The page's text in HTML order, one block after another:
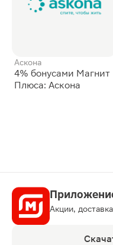
Аскона
4% бонусами Магнит
Плюса: Аскона
Акции,